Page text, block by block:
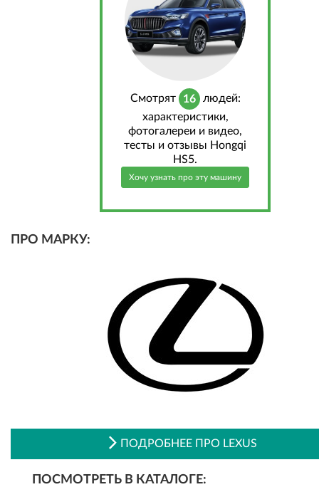
Cмотрят 16 людей:
характеристики,
фотогалереи и видео,
тесты и отзывы Hongqi
HS5.
Хочу узнать про эту машину
ПРО МАРКУ:
ПОДРОБНЕЕ ПРО LEXUS
ПОСМОТРЕТЬ В КАТАЛОГЕ: